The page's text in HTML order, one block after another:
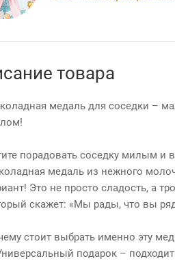
товара
медаль для соседки –
порадовать соседку милым
медаль из нежного
Это не просто сладость, а
скажет: «Мы рады, что вы
стоит выбрать именно эту
подарок –